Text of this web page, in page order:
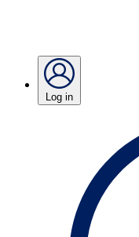
Log in